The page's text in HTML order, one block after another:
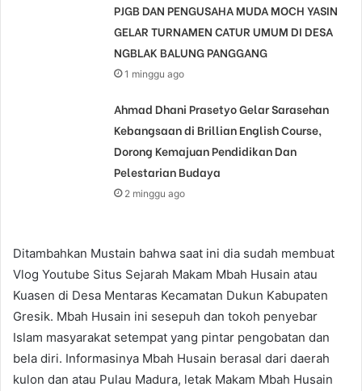
PJGB DAN PENGUSAHA MUDA MOCH YASIN
GELAR TURNAMEN CATUR UMUM DI DESA
NGBLAK BALUNG PANGGANG
1 minggu ago
Ahmad Dhani Prasetyo Gelar Sarasehan
Kebangsaan di Brillian English Course,
Dorong Kemajuan Pendidikan Dan
Pelestarian Budaya
2 minggu ago
Ditambahkan Mustain bahwa saat ini dia sudah membuat
Vlog Youtube Situs Sejarah Makam Mbah Husain atau
Kuasen di Desa Mentaras Kecamatan Dukun Kabupaten
Gresik. Mbah Husain ini sesepuh dan tokoh penyebar
Islam masyarakat setempat yang pintar pengobatan dan
bela diri. Informasinya Mbah Husain berasal dari daerah
kulon dan atau Pulau Madura, letak Makam Mbah Husain